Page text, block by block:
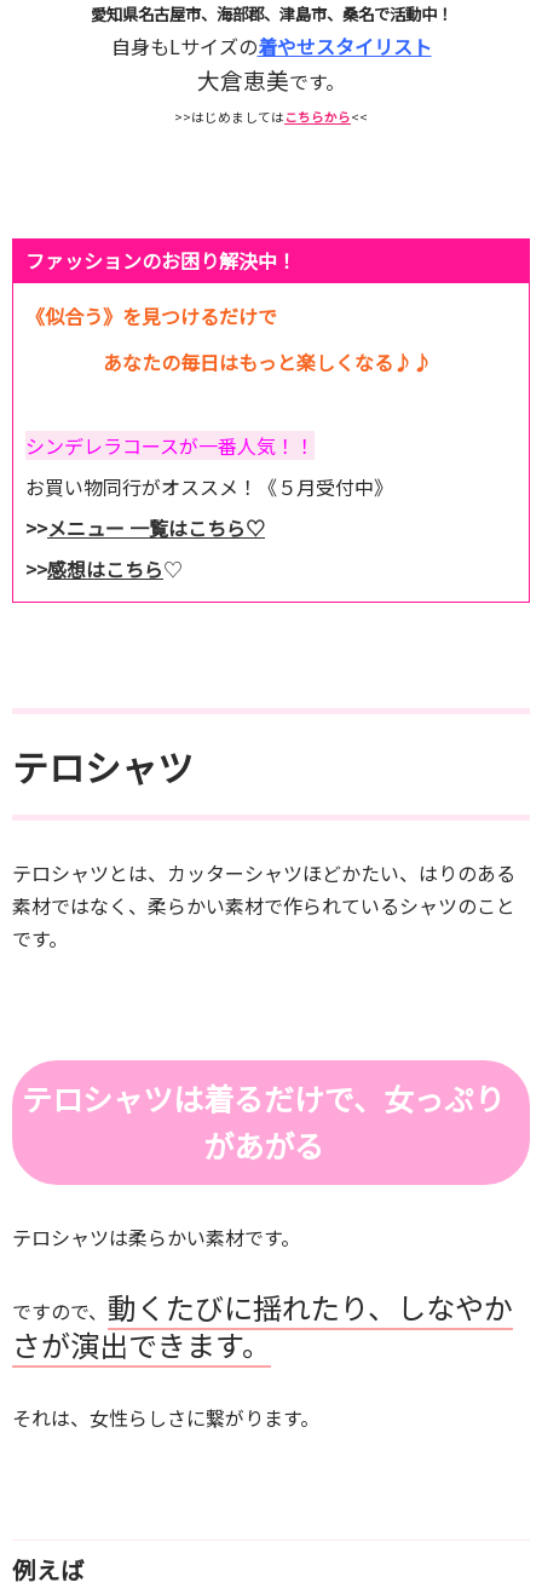
愛知県名古屋市、海部郡、津島市、桑名で活動中！
自身もLサイズの着やせスタイリスト
大倉恵美です。
>>はじめましては こちらから<<
ファッションのお困り解決中！
《似合う》を見つけるだけで
あなたの毎日はもっと楽しくなる♪♪
シンデレラコースが一番人気！！
お買い物同行がオススメ！《５月受付中》
>>メニュー 一覧はこちら♡
>>感想はこちら♡
テロシャツ
テロシャツとは、カッターシャツほどかたい、はりのある
素材ではなく、柔らかい素材で作られているシャツのこと
です。
テロシャツは着るだけで、女っぷり
があがる
テロシャツは柔らかい素材です。
ですので、 動くたびに揺れたり、しなやか
さが演出できます。
それは、女性らしさに繋がります。
例えば